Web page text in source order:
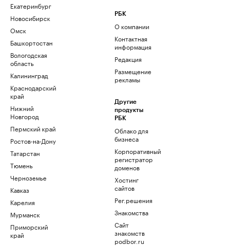
Екатеринбург
Новосибирск
Омск
Башкортостан
Вологодская
область
Калининград
Краснодарский
край
Нижний
Новгород
Пермский край
Ростов-на-Дону
Татарстан
Тюмень
Черноземье
Кавказ
Карелия
Мурманск
Приморский
край
РБК
О компании
Контактная
информация
Редакция
Размещение
рекламы
Другие
продукты
РБК
Облако для
бизнеса
Корпоративный
регистратор
доменов
Хостинг
сайтов
Рег.решения
Знакомства
Сайт
знакомств
podbor.ru